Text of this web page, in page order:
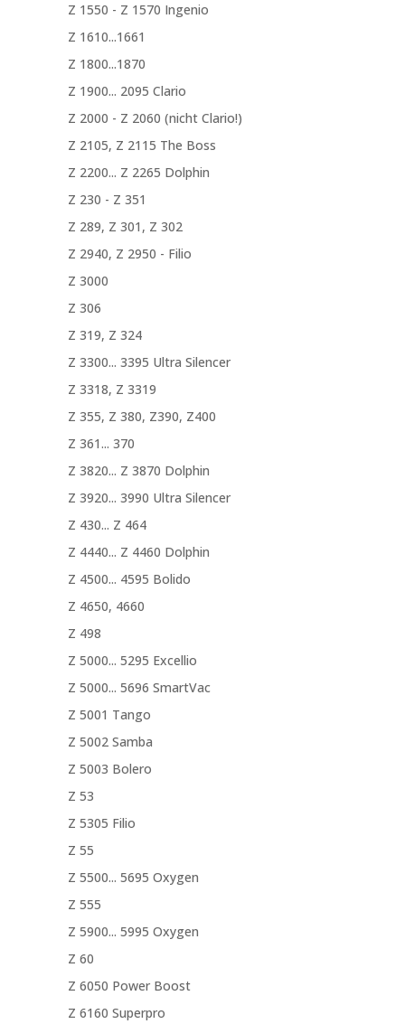
Z 1550 - Z 1570 Ingenio
Z 1610...1661
Z 1800...1870
Z 1900... 2095 Clario
Z 2000 - Z 2060 (nicht Clario!)
Z 2105, Z 2115 The Boss
Z 2200... Z 2265 Dolphin
Z 230 - Z 351
Z 289, Z 301, Z 302
Z 2940, Z 2950 - Filio
Z 3000
Z 306
Z 319, Z 324
Z 3300... 3395 Ultra Silencer
Z 3318, Z 3319
Z 355, Z 380, Z390, Z400
Z 361... 370
Z 3820... Z 3870 Dolphin
Z 3920... 3990 Ultra Silencer
Z 430... Z 464
Z 4440... Z 4460 Dolphin
Z 4500... 4595 Bolido
Z 4650, 4660
Z 498
Z 5000... 5295 Excellio
Z 5000... 5696 SmartVac
Z 5001 Tango
Z 5002 Samba
Z 5003 Bolero
Z 53
Z 5305 Filio
Z 55
Z 5500... 5695 Oxygen
Z 555
Z 5900... 5995 Oxygen
Z 60
Z 6050 Power Boost
Z 6160 Superpro